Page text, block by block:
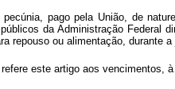
pago pela União, de
da Administração
repouso ou alimentação,
este artigo aos vencimentos,